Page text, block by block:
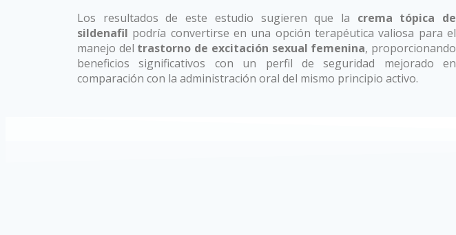
Los resultados de este estudio sugieren que la crema tópica de
sildenafil podría convertirse en una opción terapéutica valiosa para el
manejo del trastorno de excitación sexual femenina, proporcionando
beneficios significativos con un perfil de seguridad mejorado en
comparación con la administración oral del mismo principio activo.